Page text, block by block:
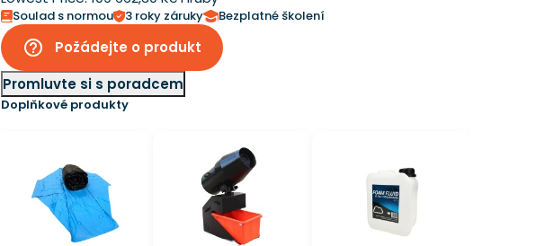
Soulad s normou 3 roky záruky Bezplatné školení
help_outline
Požádejte o produkt
Promluvte si s poradcem
Doplňkové produkty